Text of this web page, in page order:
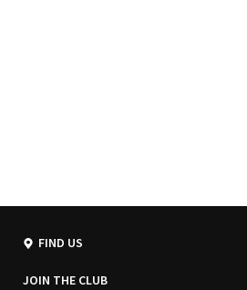
FIND US
JOIN THE CLUB